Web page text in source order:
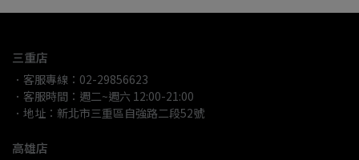
三重店
．客服專線：02-29856623
．客服時間：週二~週六 12:00-21:00
．地址：新北市三重區自強路二段52號
高雄店